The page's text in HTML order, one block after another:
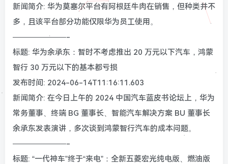
新闻简介: 华为莫塞尔平台有阿根廷牛肉在销售，但种类并不
多，且该平台部分功能仅限华为员工使用。
———————-
标题: 华为余承东：暂时不考虑推出 20 万元以下汽车，鸿蒙
智行 30 万元以下的基本都亏损
发布时间: 2024-06-14T11:16:11.603
新闻简介: 在今日上午的 2024 中国汽车蓝皮书论坛上，华为
常务董事、终端 BG 董事长、智能汽车解决方案 BU 董事长
余承东发表演讲，多次谈到鸿蒙智行汽车的成本问题。
———————-
标题: “一代神车”终于“来电”：全新五菱宏光纯电版、燃油版